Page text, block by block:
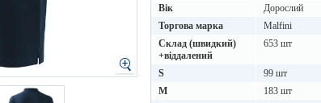
Вік
Дорослий
Торгова марка
Malfini
Склад (швидкий)
+віддалений
653 шт
S
99 шт
M
183 шт